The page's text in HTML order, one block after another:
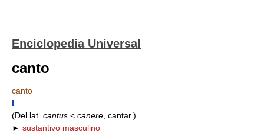
Enciclopedia Universal
canto
canto
I
(Del lat. cantus < canere , cantar.)
► sustantivo masculino